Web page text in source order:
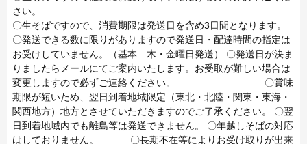
さい。
〇生そばですので、消費期限は発送日を含め3日間となります。
〇発送できる数に限りがありますので発送日・配達時間の指定は
お受けしていません。（基本 木・金曜日発送） 〇発送日が決ま
りましたらメールにてご案内いたします。お受取が難しい場合は
変更しますので必ずご連絡ください。 〇賞味
期限が短いため、翌日到着地域限定（東北・北陸・関東・東海・
関西地方）地方とさせていただきますのでご了承ください。 〇翌
日到着地域内でも離島等は発送できません。 〇年越しそばの対応
はしておりません。 〇長期不在等によりお受け取りが出来